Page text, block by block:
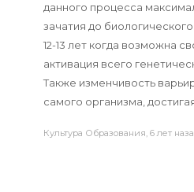
данного процесса
зачатия до
12-13 лет когда возможна
активация всего
Также изменчивость
самого организма,
Культура Образования,6 лет